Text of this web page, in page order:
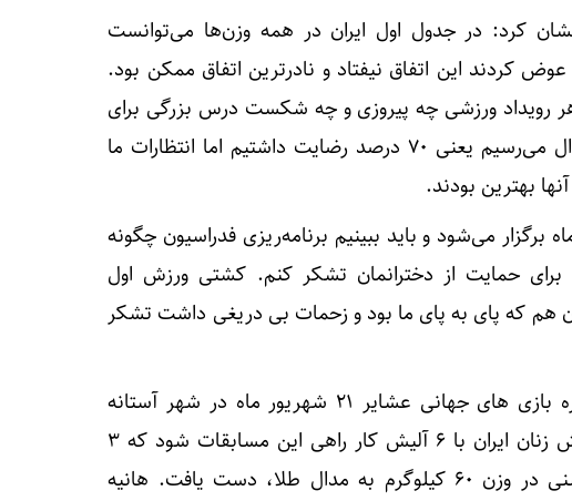
کرد: در جدول اول ایران در همه وزن‌ها می‌توانست
کردند این اتفاق نیفتاد و نادرترین اتفاق ممکن بود.
رویداد ورزشی چه پیروزی و چه شکست درس بزرگی برای
کسب تجربه است. وقتی در سه وزن به مدال می‌رسیم یعنی ۷۰ درصد رضایت داشتیم اما انتظارات ما
بهترین بودند.
می‌شود و باید ببینیم برنامه‌ریزی فدراسیون چگونه
برای حمایت از دخترانمان تشکر کنم. کشتی ورزش اول
هم که پای به پای ما بود و زحمات بی دریغی داشت تشکر
رقابت های کشتی آلیش بانوان پنچمین دوره بازی های جهانی عشایر ۲۱ شهریور ماه در شهر آستانه
قزاقستان برگزار شد که تیم ملی کشتی آلیش زنان ایران با ۶ آلیش کار راهی این مسابقات شود که ۳
کشتی‌گیر به مدال رسیدند. ام البنین محسنی در وزن ۶۰ کیلوگرم به مدال طلا، دست یافت. هانیه